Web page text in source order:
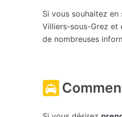
Si vous souhaitez
Villiers-sous-Grez et
de nombreuses